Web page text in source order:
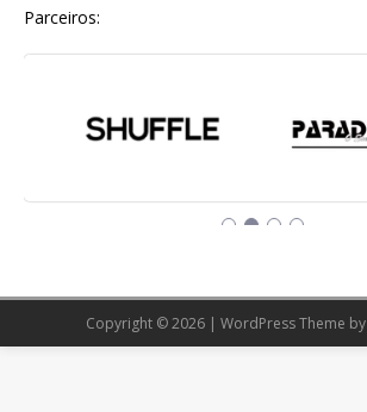
Parceiros:
Copyright © 2026 | WordPress Theme by